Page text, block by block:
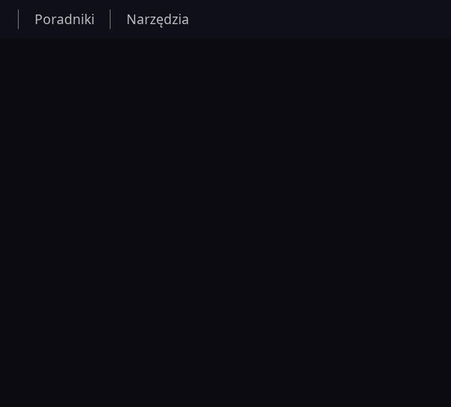
Poradniki Narzędzia